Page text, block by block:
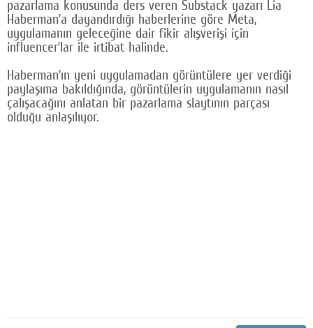
Google Plus
© 2026 TÜM HAKLARI SAKLIDIR
pazarlama konusunda ders veren Substack yazarı Lia
Haberman’a dayandırdığı haberlerine göre Meta,
uygulamanın geleceğine dair fikir alışverişi için
influencer’lar ile irtibat halinde.
Haberman’ın yeni uygulamadan görüntülere yer verdiği
paylaşıma bakıldığında, görüntülerin uygulamanın nasıl
çalışacağını anlatan bir pazarlama slaytının parçası
olduğu anlaşılıyor.